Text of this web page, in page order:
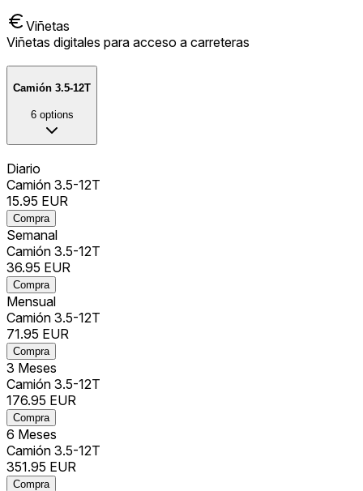
Viñetas
Viñetas digitales para acceso a carreteras
Camión 3.5-12T
6 options
Diario
Camión 3.5-12T
15.95 EUR
Compra
Semanal
Camión 3.5-12T
36.95 EUR
Compra
Mensual
Camión 3.5-12T
71.95 EUR
Compra
3 Meses
Camión 3.5-12T
176.95 EUR
Compra
6 Meses
Camión 3.5-12T
351.95 EUR
Compra